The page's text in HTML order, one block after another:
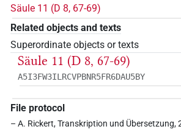
Säule 11 (D 8, 67-69)
Related objects and texts
Superordinate objects or texts
Säule 11 (D 8, 67-69)
A5I3FW3ILRCVPBNR5FR6DAU5BY
File protocol
– A. Rickert, Transkription und Übersetzung,